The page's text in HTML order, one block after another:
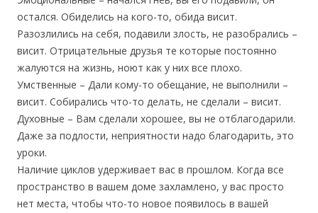
остался. Обиделись на кого-то, обида висит.
Разозлились на себя, подавили злость, не разобрались –
висит. Отрицательные друзья те которые постоянно
жалуются на жизнь, ноют как у них все плохо.
Умственные – Дали кому-то обещание, не выполнили –
висит. Собирались что-то делать, не сделали – висит.
Духовные – Вам сделали хорошее, вы не отблагодарили.
Даже за подлости, неприятности надо благодарить, это
уроки.
Наличие циклов удерживает вас в прошлом. Когда все
пространство в вашем доме захламлено, у вас просто
нет места, чтобы что-то новое появилось в вашей